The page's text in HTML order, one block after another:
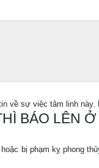
về sự việc tâm linh này.
BÁO LÊN
bị phạm kỵ phong